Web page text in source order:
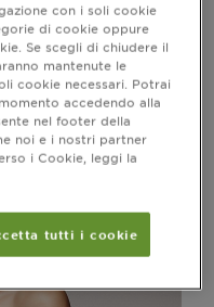
come ottenere
con i soli cookie
di cookie oppure
Se scegli di chiudere il
mantenute le
cookie necessari. Potrai
accedendo alla
nel footer della
noi e i nostri partner
i Cookie, leggi la
tutti i cookie